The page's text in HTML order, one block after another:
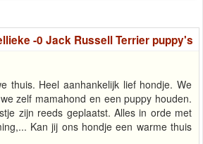
-0 Jack Russell Terrier puppy's
thuis. Heel aanhankelijk lief hondje. We
zelf mamahond en een puppy houden.
zijn reeds geplaatst. Alles in orde met
Kan jij ons hondje een warme thuis